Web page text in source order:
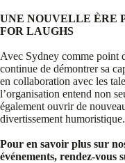
UNE NOUVELLE ÈRE
FOR LAUGHS
Avec Sydney comme point
continue de démontrer sa
en collaboration avec les
l’organisation entend non
également ouvrir de
divertissement humoristique.
Pour en savoir plus sur
événements, rendez-vous